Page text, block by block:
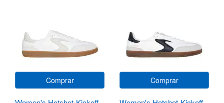
Comprar Comprar